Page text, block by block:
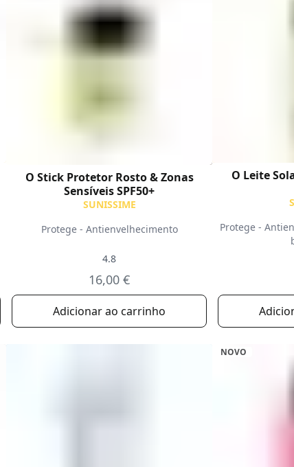
O Stick Protetor Rosto & Zonas
Sensíveis SPF50+
SUNISSIME
Protege - Antienvelhecimento
4.8
16,00 €
Adicionar ao carrinho
O Leite
Protege -
NOVO